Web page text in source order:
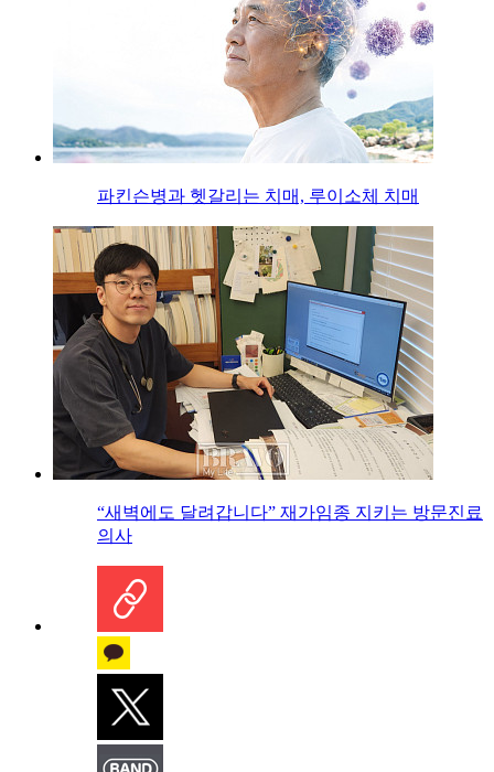
파킨슨병과 헷갈리는 치매, 루이소체 치매
“새벽에도 달려갑니다” 재가임종 지키는 방문진료
의사